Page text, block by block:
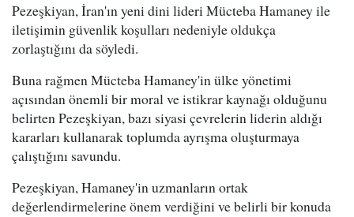
Pezeşkiyan, İran'ın yeni dini lideri Mücteba Hamaney ile
iletişimin güvenlik koşulları nedeniyle oldukça
zorlaştığını da söyledi.
Buna rağmen Mücteba Hamaney'in ülke yönetimi
açısından önemli bir moral ve istikrar kaynağı olduğunu
belirten Pezeşkiyan, bazı siyasi çevrelerin liderin aldığı
kararları kullanarak toplumda ayrışma oluşturmaya
çalıştığını savundu.
Pezeşkiyan, Hamaney'in uzmanların ortak
değerlendirmelerine önem verdiğini ve belirli bir konuda